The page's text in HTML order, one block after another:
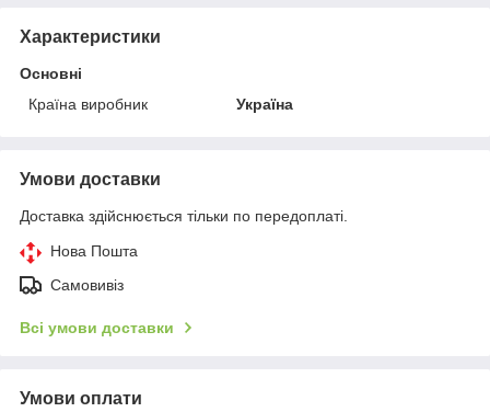
Характеристики
Основні
Країна виробник
Україна
Умови доставки
Доставка здійснюється тільки по передоплаті.
Нова Пошта
Самовивіз
Всі умови доставки
Умови оплати